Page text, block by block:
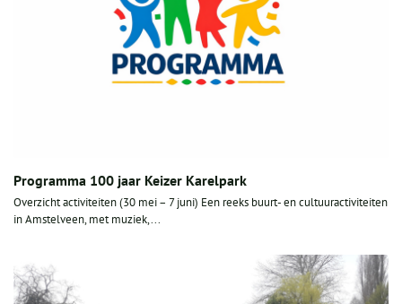
Programma 100 jaar Keizer Karelpark
Overzicht activiteiten (30 mei – 7 juni) Een reeks buurt- en cultuuractiviteiten
in Amstelveen, met muziek,...